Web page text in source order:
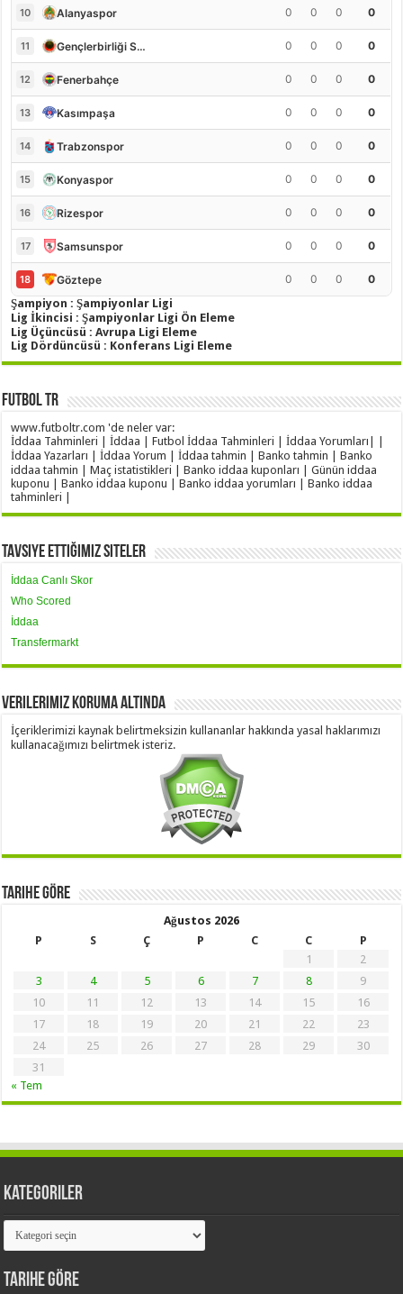
10 Alanyaspor 0 0 0 0
11 Gençlerbirliği S.K. 0 0 0 0
12 Fenerbahçe 0 0 0 0
13 Kasımpaşa 0 0 0 0
14 Trabzonspor 0 0 0 0
15 Konyaspor 0 0 0 0
16 Rizespor 0 0 0 0
17 Samsunspor 0 0 0 0
18 Göztepe 0 0 0
0
Şampiyon : Şampiyonlar Ligi
Lig İkincisi : Şampiyonlar Ligi Ön Eleme
Lig Üçüncüsü : Avrupa Ligi Eleme
Lig Dördüncüsü : Konferans Ligi Eleme
Futbol TR
www.futboltr.com 'de neler var:
İddaa Tahminleri | İddaa | Futbol İddaa Tahminleri | İddaa Yorumları| |
İddaa Yazarları | İddaa Yorum | İddaa tahmin | Banko tahmin | Banko
iddaa tahmin | Maç istatistikleri | Banko iddaa kuponları | Günün iddaa
kuponu | Banko iddaa kuponu | Banko iddaa yorumları | Banko iddaa
tahminleri |
Tavsiye Ettiğimiz Siteler
İddaa Canlı Skor
Who Scored
İddaa
Transfermarkt
Verilerimiz Koruma Altında
İçeriklerimizi kaynak belirtmeksizin kullananlar hakkında yasal haklarımızı
kullanacağımızı belirtmek isteriz.
Tarihe Göre
Ağustos 2026
P
S Ç P C C
P
1
2
3
4 5 6 7 8
9
10
11 12 13 14 15
16
17
18 19 20 21 22
23
24
25 26 27 28 29
30
31
« Tem
Kategoriler
Kategoriler
Tarihe Göre